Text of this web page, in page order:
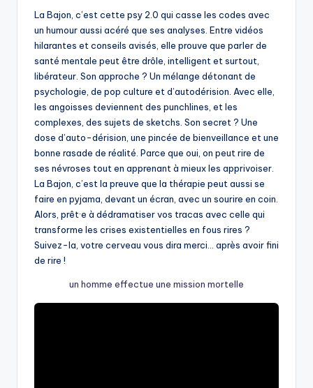
La Bajon, c’est cette psy 2.0 qui casse les codes avec
un humour aussi acéré que ses analyses. Entre vidéos
hilarantes et conseils avisés, elle prouve que parler de
santé mentale peut être drôle, intelligent et surtout,
libérateur. Son approche ? Un mélange détonant de
psychologie, de pop culture et d’autodérision. Avec elle,
les angoisses deviennent des punchlines, et les
complexes, des sujets de sketchs. Son secret ? Une
dose d’auto-dérision, une pincée de bienveillance et une
bonne rasade de réalité. Parce que oui, on peut rire de
ses névroses tout en apprenant à mieux les apprivoiser.
La Bajon, c’est la preuve que la thérapie peut aussi se
faire en pyjama, devant un écran, avec un sourire en coin.
Alors, prêt·e à dédramatiser vos tracas avec celle qui
transforme les crises existentielles en fous rires ?
Suivez-la, votre cerveau vous dira merci… après avoir fini
de rire !
un homme effectue une mission mortelle